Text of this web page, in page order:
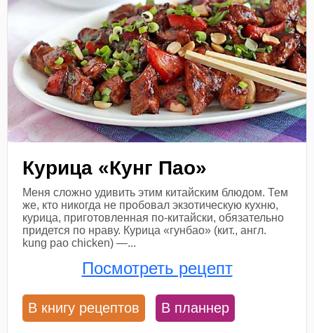
Курица «Кунг Пао»
Меня сложно удивить этим китайским блюдом. Тем
же, кто никогда не пробовал экзотическую кухню,
курица, приготовленная по-китайски, обязательно
придется по нраву. Курица «гунбао» (кит., англ.
kung pao chicken) —...
Посмотреть рецепт
В книгу рецептов В планнер